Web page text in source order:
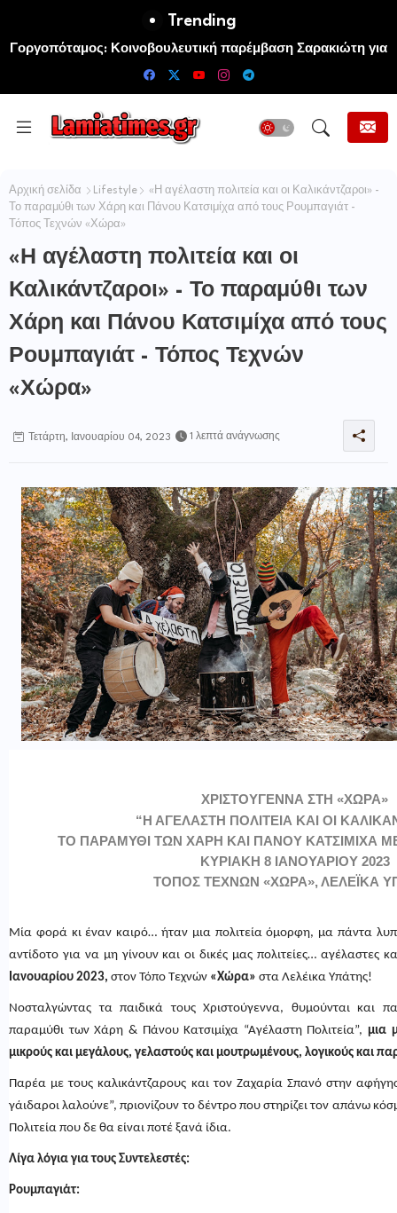
Trending
Γοργοπόταμος: Κοινοβουλευτική παρέμβαση Σαρακιώτη για
την προστασία του εμβληματικού φυσικού και ιστορικού
Λουκάς Αποστολίδης: «Αποκαϊδια στην Αττικοβοιωτία»
Αρχική σελίδα Lifestyle
«Η αγέλαστη πολιτεία και οι Καλικάντζαροι» -
Το παραμύθι των Χάρη και Πάνου Κατσιμίχα από τους Ρουμπαγιάτ -
Τόπος Τεχνών «Χώρα»
«Η αγέλαστη πολιτεία και οι
Καλικάντζαροι» - Το παραμύθι των
Χάρη και Πάνου Κατσιμίχα από τους
Ρουμπαγιάτ - Τόπος Τεχνών
«Χώρα»
Τετάρτη, Ιανουαρίου 04, 2023 1 λεπτά ανάγνωσης
ΧΡΙΣΤΟΥΓΕΝΝΑ ΣΤΗ «ΧΩΡΑ»
“Η ΑΓΕΛΑΣΤΗ ΠΟΛΙΤΕΙΑ ΚΑΙ ΟΙ
ΤΟ ΠΑΡΑΜΥΘΙ ΤΩΝ ΧΑΡΗ ΚΑΙ ΠΑΝΟΥ ΚΑΤΣΙΜΙΧΑ
ΚΥΡΙΑΚΗ 8 ΙΑΝΟΥΑΡΙΟΥ 2023
ΤΟΠΟΣ ΤΕΧΝΩΝ «ΧΩΡΑ», ΛΕΛΕΪΚΑ
Μία φορά κι έναν καιρό… ήταν μια πολιτεία όμορφη, μα πάντα
αντίδοτο για να μη γίνουν και οι δικές μας πολιτείες… αγέλαστες
Ιανουαρίου 2023, στον Τόπο Τεχνών «Χώρα» στα Λελέικα Υπάτης!
Νοσταλγώντας τα παιδικά τους Χριστούγεννα, θυμούνται και
παραμύθι των Χάρη & Πάνου Κατσιμίχα “Αγέλαστη Πολιτεία”,μια
μικρούς και μεγάλους, γελαστούς και μουτρωμένους, λογικούς και
Παρέα με τους καλικάντζαρους και τον Ζαχαρία Σπανό στην
γάιδαροι λαλούνε”, πριονίζουν το δέντρο που στηρίζει τον απάνω
Πολιτεία που δε θα είναι ποτέ ξανά ίδια.
Λίγα λόγια για τους Συντελεστές:
Ρουμπαγιάτ: